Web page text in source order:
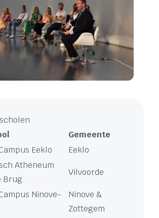
Gemeente
Eeklo
Eeklo
Atheneum
Brug
Vilvoorde
Ninove-
Ninove &
Zottegem